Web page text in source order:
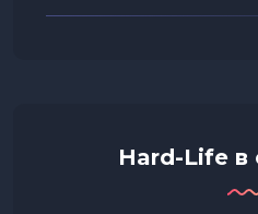
Hard-Life в